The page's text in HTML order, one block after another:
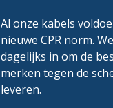
Al onze kabels
nieuwe CPR norm.
dagelijks in om de
merken tegen de
leveren.